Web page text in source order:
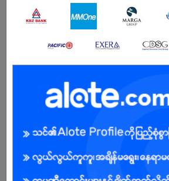
အကျိုးအမြတ်
On-the-job training and learning opportunities
Transportation Allowance
Rewards for over performance